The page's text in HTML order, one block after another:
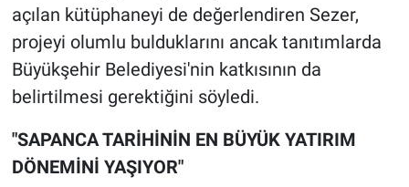
açılan kütüphaneyi de değerlendiren Sezer,
projeyi olumlu bulduklarını ancak tanıtımlarda
Büyükşehir Belediyesi'nin katkısının da
belirtilmesi gerektiğini söyledi.
"SAPANCA TARİHİNİN EN BÜYÜK YATIRIM
DÖNEMİNİ YAŞIYOR"